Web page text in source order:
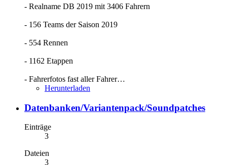
- Realname DB 2019 mit 3406 Fahrern
- 156 Teams der Saison 2019
- 554 Rennen
- 1162 Etappen
- Fahrerfotos fast aller Fahrer…
Herunterladen
Datenbanken/Variantenpack/Soundpatches
Einträge
3
Dateien
3